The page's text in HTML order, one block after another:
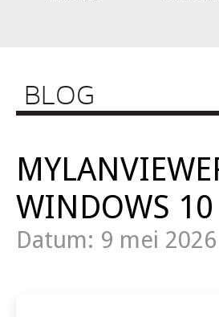
BLOG
WINDOWS
Datum: 9 mei 2026